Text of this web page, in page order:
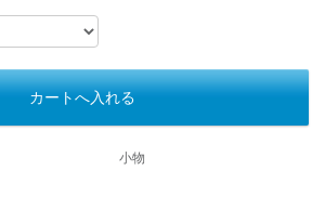
カートへ入れる
小物